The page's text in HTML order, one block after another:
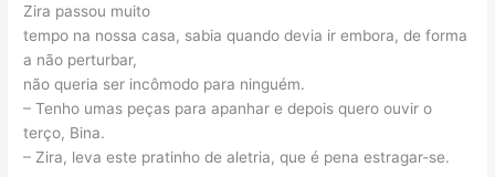
Zira passou muito
tempo na nossa casa, sabia quando devia ir embora, de forma
a não perturbar,
não queria ser incômodo para ninguém.
– Tenho umas peças para apanhar e depois quero ouvir o
terço, Bina.
– Zira, leva este pratinho de aletria, que é pena estragar-se.